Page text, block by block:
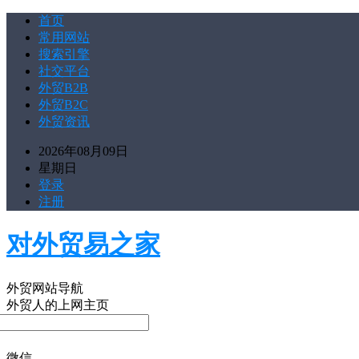
首页
常用网站
搜索引擎
社交平台
外贸B2B
外贸B2C
外贸资讯
2026年08月09日
星期日
登录
注册
对外贸易之家
外贸网站导航
外贸人的上网主页